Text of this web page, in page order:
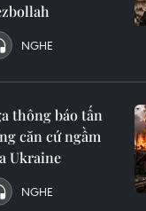
NGHE
thông báo tấn
căn cứ ngầm
Ukraine
NGHE